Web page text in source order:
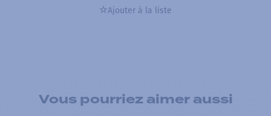
Ajouter à la liste
Vous pourriez aimer aussi